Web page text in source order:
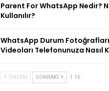
Parent For WhatsApp Nedir?
Kullanılır?
WhatsApp Durum
Videoları Telefonunuza Nasıl
ÖNCEKI SONRAKI 1 16